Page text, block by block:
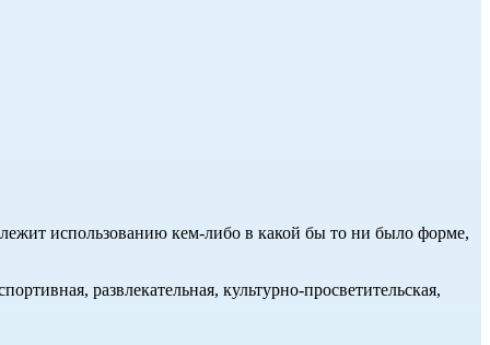
использованию кем-либо в какой бы то ни было форме,
развлекательная, культурно-просветительская,